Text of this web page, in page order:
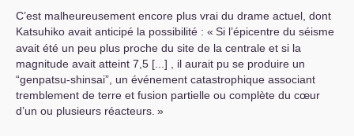
C’est malheureusement encore plus vrai du drame actuel, dont
Katsuhiko avait anticipé la possibilité : « Si l’épicentre du séisme
avait été un peu plus proche du site de la centrale et si la
magnitude avait atteint 7,5 [...] , il aurait pu se produire un
“genpatsu-shinsai”, un événement catastrophique associant
tremblement de terre et fusion partielle ou complète du cœur
d’un ou plusieurs réacteurs. »